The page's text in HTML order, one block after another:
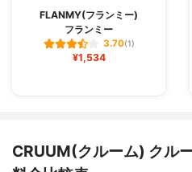
FLANMY(フランミー)
フランミー
3.70(1)
¥1,534
CRUUM(クルーム) クル